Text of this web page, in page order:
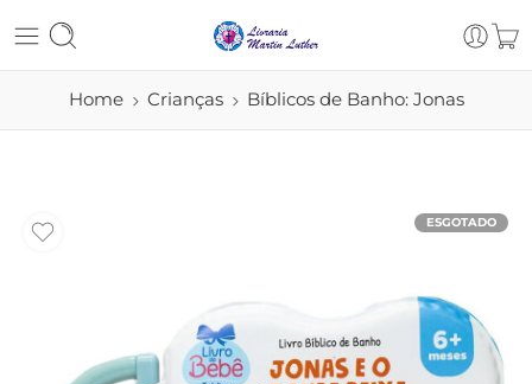
Home Crianças Bíblicos de Banho: Jonas
ESGOTADO